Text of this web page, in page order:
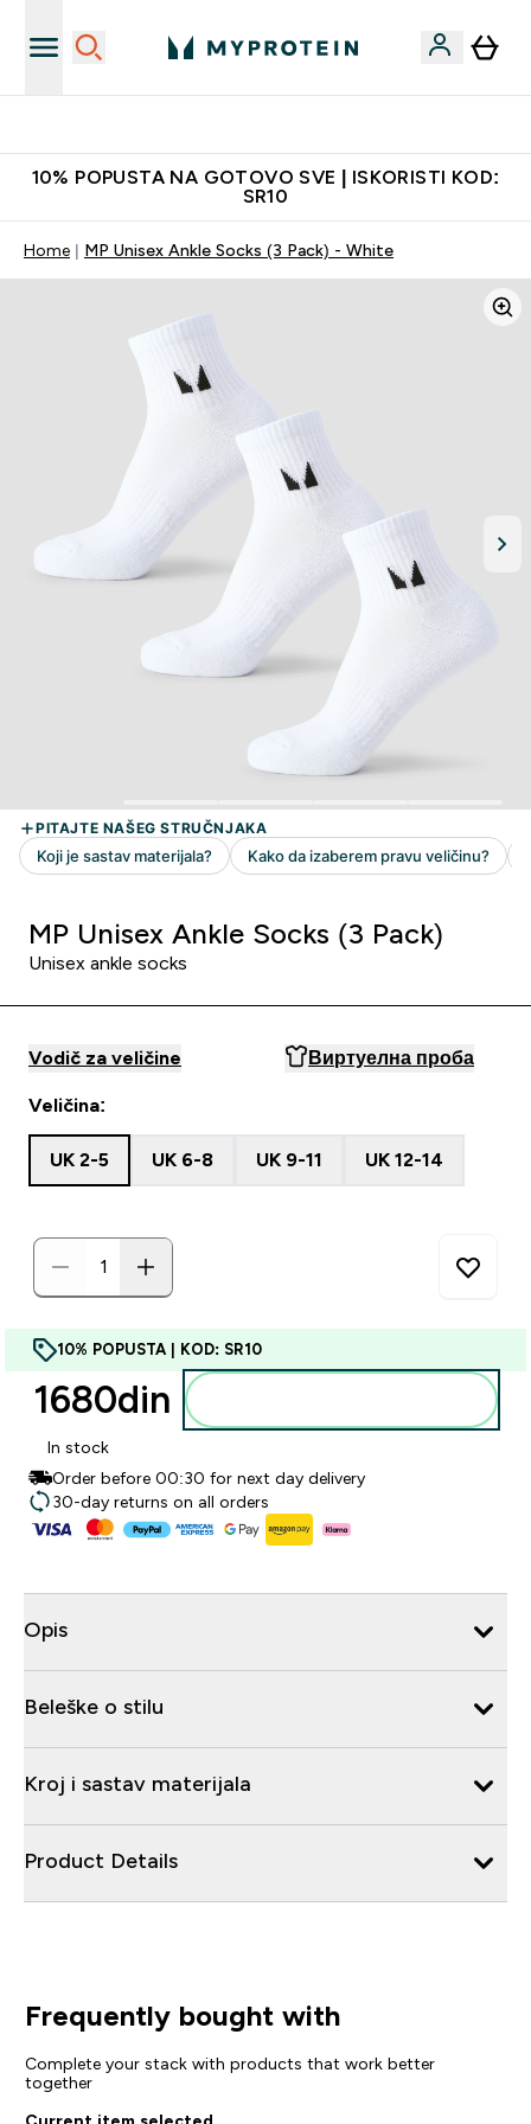
10% POPUSTA NA GOTOVO SVE | ISKORISTI KOD:
SR10
Home MP Unisex Ankle Socks (3 Pack) - White
MP Unisex Ankle Socks (3 Pack)
Unisex ankle socks
Vodič za veličine Виртуелна проба
Veličina:
UK 2-5 UK 6-8 UK 9-11 UK 12-14
10% POPUSTA | KOD: SR10
1680din‎
In stock
Order before 00:30 for next day delivery
30-day returns on all orders
Opis
Beleške o stilu
Kroj i sastav materijala
Product Details
Frequently bought with
Complete your stack with products that work better
together
Current item selected